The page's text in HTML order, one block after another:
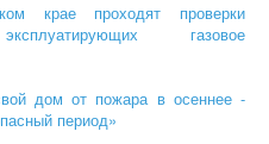
крае проходят проверки
газовое
дом от пожара в осеннее -
период»